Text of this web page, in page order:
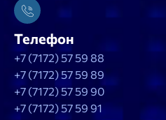
Телефон
+7 (7172) 57 59 88
+7 (7172) 57 59 89
+7 (7172) 57 59 90
+7 (7172) 57 59 91